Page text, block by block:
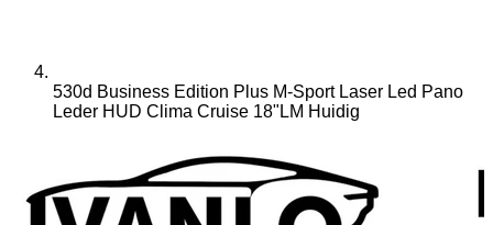
530d Business Edition Plus M-Sport Laser Led Pano
Leder HUD Clima Cruise 18"LM Huidig